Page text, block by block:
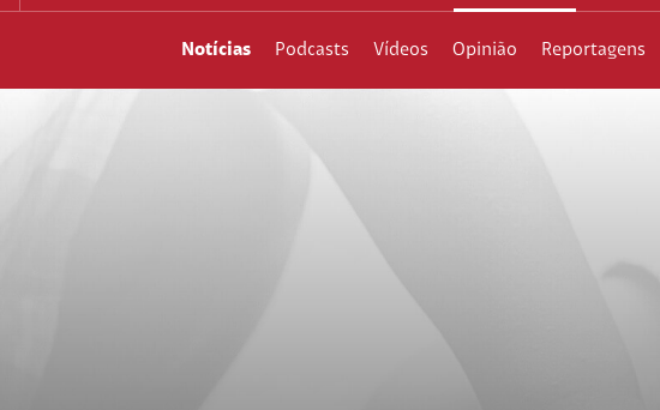
Notícias Podcasts Vídeos Opinião Reportagens